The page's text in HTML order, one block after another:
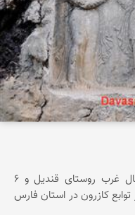
نقش قندیل در فاصله ۸۵۰ متری شمال غرب روستای قندیل و ۶
کازرون در استان فارس